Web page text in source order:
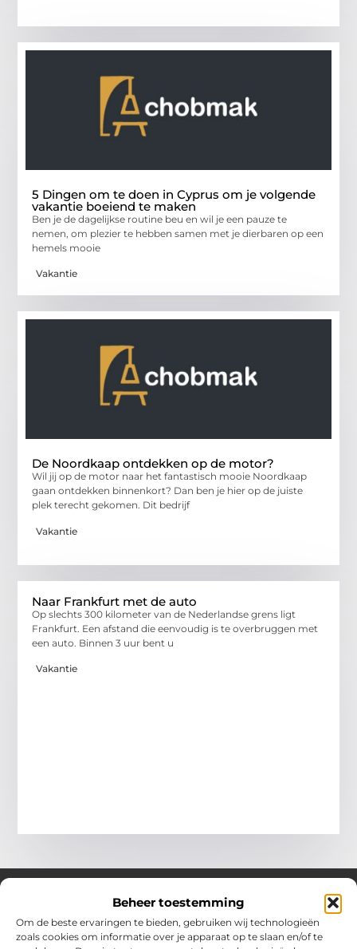
Beheer toestemming
Om de beste ervaringen te bieden, gebruiken wij technologieën
zoals cookies om informatie over je apparaat op te slaan en/of te
5 Dingen om te doen in Cyprus om je volgende
vakantie boeiend te maken
Ben je de dagelijkse routine beu en wil je een pauze te
nemen, om plezier te hebben samen met je dierbaren op een
hemels mooie
Vakantie
De Noordkaap ontdekken op de motor?
Wil jij op de motor naar het fantastisch mooie Noordkaap
gaan ontdekken binnenkort? Dan ben je hier op de juiste
plek terecht gekomen. Dit bedrijf
Vakantie
Naar Frankfurt met de auto
Op slechts 300 kilometer van de Nederlandse grens ligt
Frankfurt. Een afstand die eenvoudig is te overbruggen met
een auto. Binnen 3 uur bent u
Vakantie
Over Chobmak
Jouw gids voor inspiratie en tips uit het dagelijks leven.